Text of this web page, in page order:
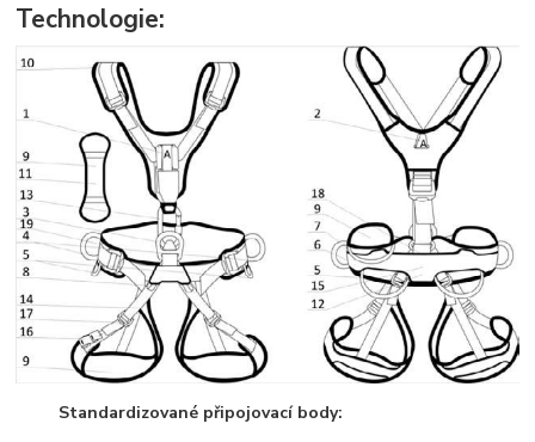
Technologie:
Standardizované připojovací body: